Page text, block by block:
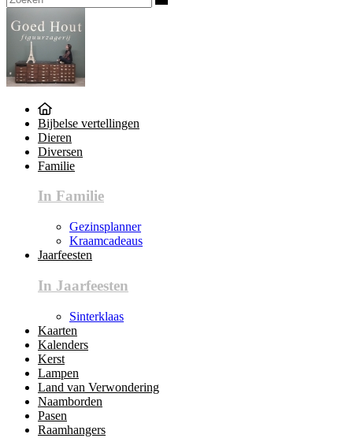
Bijbelse vertellingen
Dieren
Diversen
Familie
In Familie
Gezinsplanner
Kraamcadeaus
Jaarfeesten
In Jaarfeesten
Sinterklaas
Kaarten
Kalenders
Kerst
Lampen
Land van Verwondering
Naamborden
Pasen
Raamhangers